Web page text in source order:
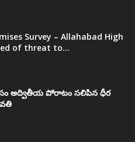
Survey – Allahabad High
of threat to...
అద్వితీయ పోరాటం సలిపిన ధీర